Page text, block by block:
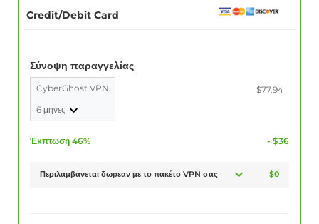
Credit/Debit Card
Σύνοψη παραγγελίας
CyberGhost VPN
6 μήνες
$77.94
Έκπτωση 46% - $36
Περιλαμβάνεται δωρεαν με το πακέτο VPN σας $0